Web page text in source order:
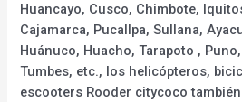
Huancayo, Cusco, Chimbote,
Cajamarca, Pucallpa, Sullana,
Huánuco, Huacho, Tarapoto ,
Tumbes, etc., los helicópteros,
escooters Rooder citycoco